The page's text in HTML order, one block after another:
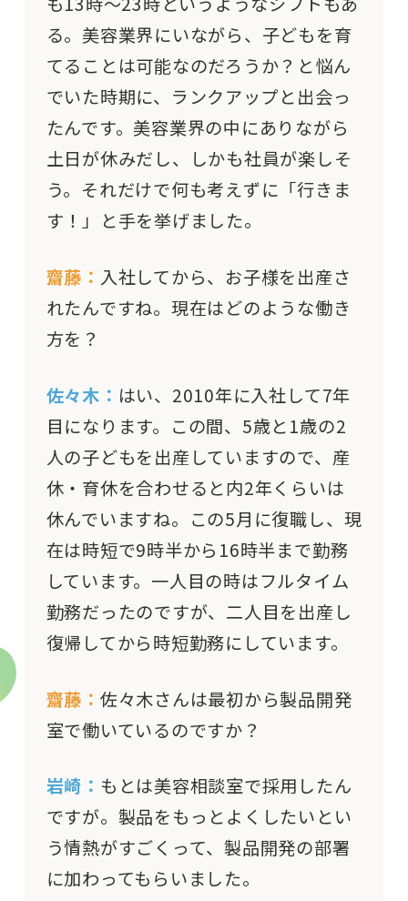
る。美容業界にいながら、子どもを育
てることは可能なのだろうか？と悩ん
でいた時期に、ランクアップと出会っ
たんです。美容業界の中にありながら
土日が休みだし、しかも社員が楽しそ
う。それだけで何も考えずに「行きま
す！」と手を挙げました。
齋藤： 入社してから、お子様を出産さ
れたんですね。現在はどのような働き
方を？
佐々木： はい、2010年に入社して7年
目になります。この間、5歳と1歳の2
人の子どもを出産していますので、産
休・育休を合わせると内2年くらいは
休んでいますね。この5月に復職し、現
在は時短で9時半から16時半まで勤務
しています。一人目の時はフルタイム
勤務だったのですが、二人目を出産し
復帰してから時短勤務にしています。
齋藤： 佐々木さんは最初から製品開発
室で働いているのですか？
岩崎： もとは美容相談室で採用したん
ですが。製品をもっとよくしたいとい
う情熱がすごくって、製品開発の部署
に加わってもらいました。